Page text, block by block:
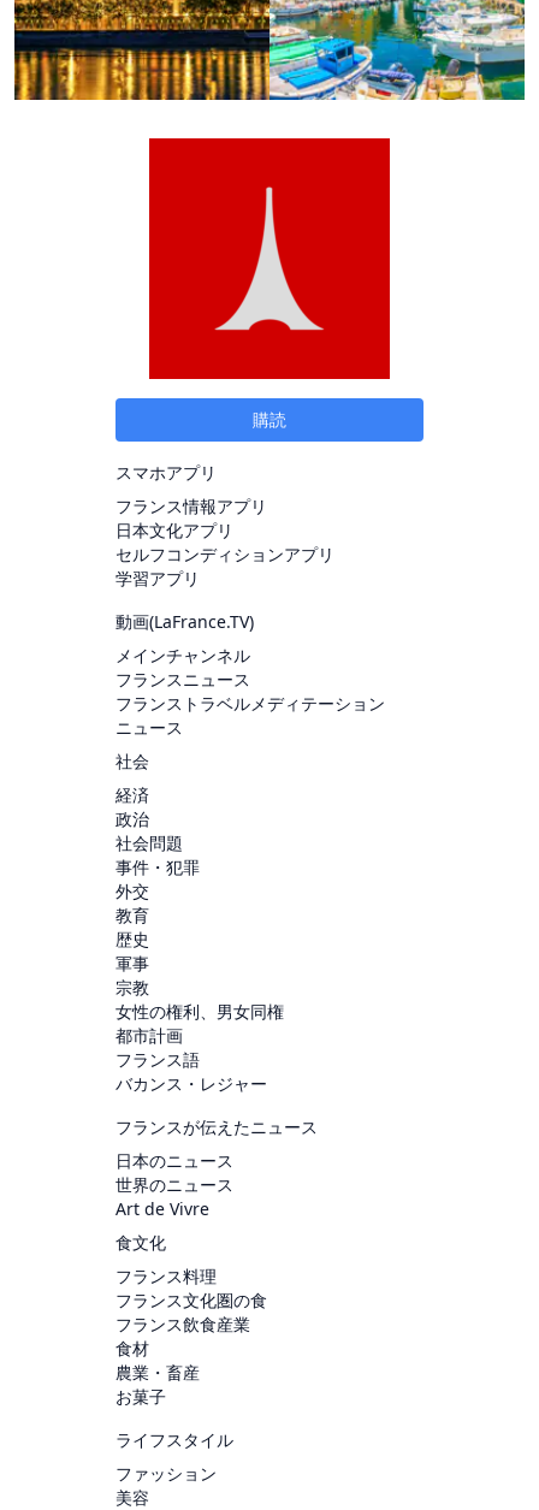
購読
スマホアプリ
フランス情報アプリ
日本文化アプリ
セルフコンディションアプリ
学習アプリ
動画(LaFrance.TV)
メインチャンネル
フランスニュース
フランストラベルメディテーション
ニュース
社会
経済
政治
社会問題
事件・犯罪
外交
教育
歴史
軍事
宗教
女性の権利、男女同権
都市計画
フランス語
バカンス・レジャー
フランスが伝えたニュース
日本のニュース
世界のニュース
Art de Vivre
食文化
フランス料理
フランス文化圏の食
フランス飲食産業
食材
農業・畜産
お菓子
ライフスタイル
ファッション
美容